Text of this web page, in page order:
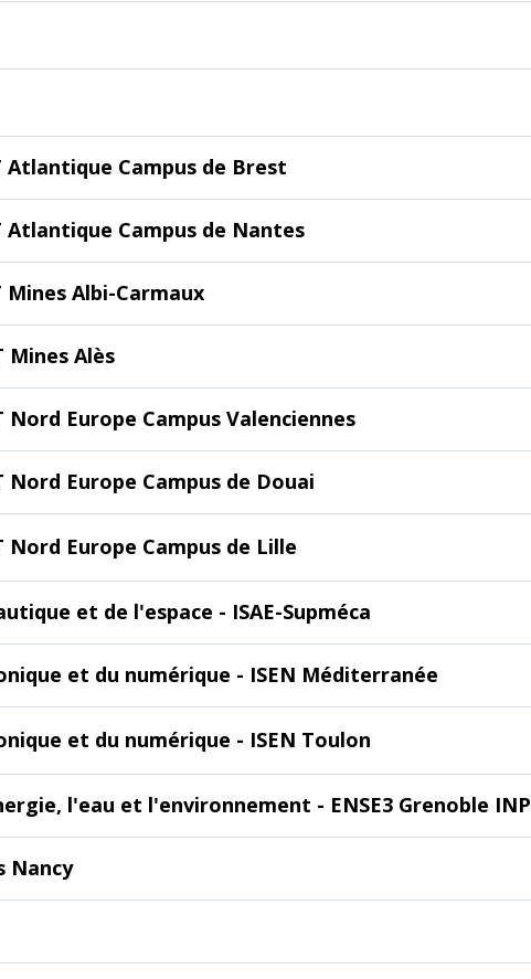
Campus de Brest
Campus de Nantes
Albi-Carmaux
Alès
Europe Campus Valenciennes
Europe Campus de Douai
Europe Campus de Lille
et de l'espace - ISAE-Supméca
et du numérique - ISEN Méditerranée
et du numérique - ISEN Toulon
l'eau et l'environnement - ENSE3 Grenoble INP
Nancy